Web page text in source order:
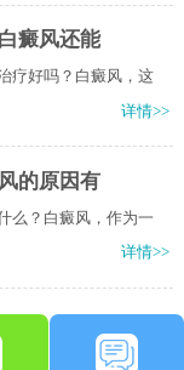
癜风还能
疗好吗？白癜风，这
详情>>
的原因有
么？白癜风，作为一
详情>>